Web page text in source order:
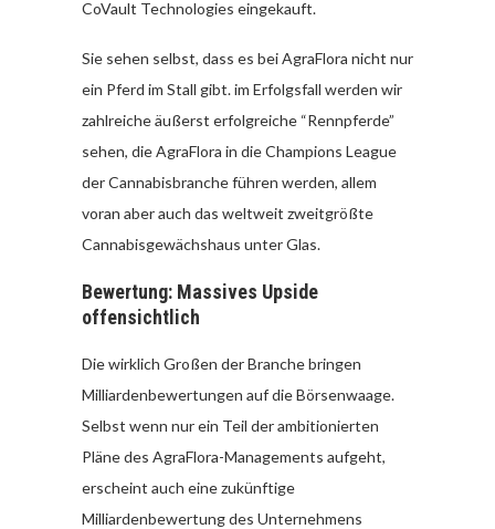
CoVault Technologies eingekauft.
Sie sehen selbst, dass es bei AgraFlora nicht nur
ein Pferd im Stall gibt. im Erfolgsfall werden wir
zahlreiche äußerst erfolgreiche “Rennpferde”
sehen, die AgraFlora in die Champions League
der Cannabisbranche führen werden, allem
voran aber auch das weltweit zweitgrößte
Cannabisgewächshaus unter Glas.
Bewertung: Massives Upside
offensichtlich
Die wirklich Großen der Branche bringen
Milliardenbewertungen auf die Börsenwaage.
Selbst wenn nur ein Teil der ambitionierten
Pläne des AgraFlora-Managements aufgeht,
erscheint auch eine zukünftige
Milliardenbewertung des Unternehmens